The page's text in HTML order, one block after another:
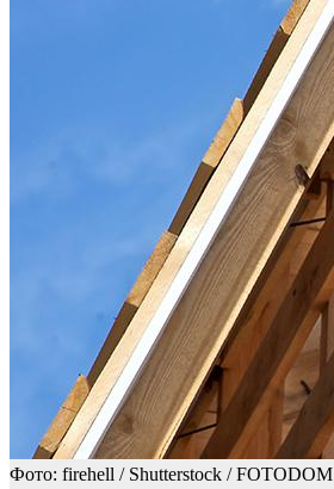
Фото: firehell / Shutterstock / FOTODOM